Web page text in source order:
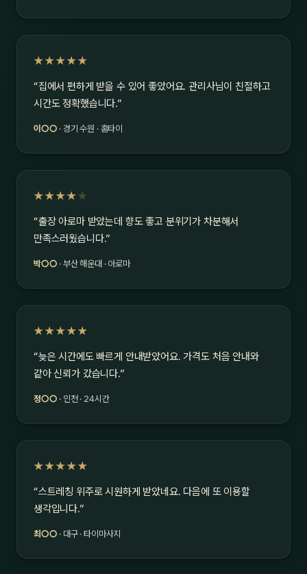
★★★★★
“집에서 편하게 받을 수 있어 좋았어요. 관리사님이 친절하고
시간도 정확했습니다.”
이○○ · 경기 수원 · 홈타이
★★★★ ★
“출장 아로마 받았는데 향도 좋고 분위기가 차분해서
만족스러웠습니다.”
박○○ · 부산 해운대 · 아로마
★★★★★
“늦은 시간에도 빠르게 안내받았어요. 가격도 처음 안내와
같아 신뢰가 갔습니다.”
정○○ · 인천 · 24시간
★★★★★
“스트레칭 위주로 시원하게 받았네요. 다음에 또 이용할
생각입니다.”
최○○ · 대구 · 타이마사지